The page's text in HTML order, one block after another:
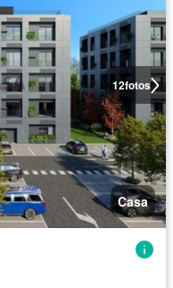
12fotos
Casa